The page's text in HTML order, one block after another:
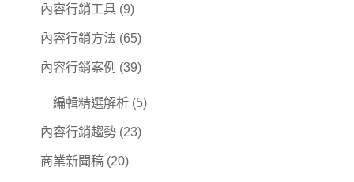
內容行銷工具 (9)
內容行銷方法 (65)
內容行銷案例 (39)
編輯精選解析 (5)
內容行銷趨勢 (23)
商業新聞稿 (20)